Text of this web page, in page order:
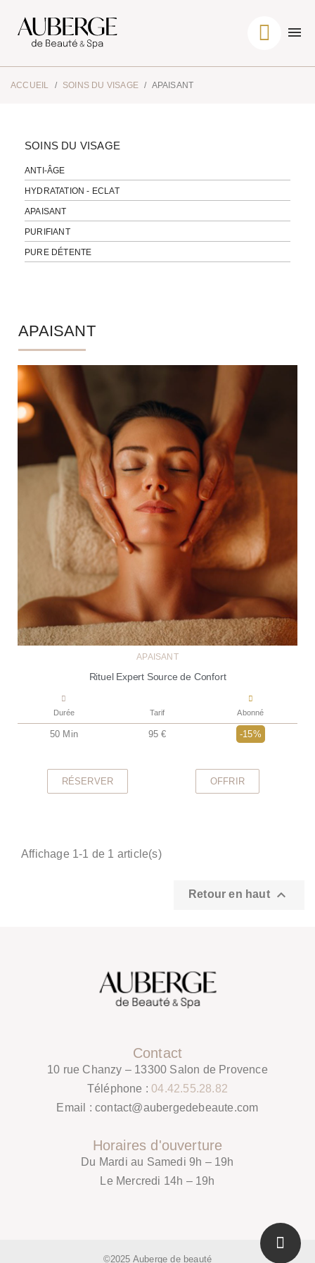
ACCUEIL SOINS DU VISAGE APAISANT
SOINS DU VISAGE
ANTI-ÂGE
HYDRATATION - ECLAT
APAISANT
PURIFIANT
PURE DÉTENTE
APAISANT
APAISANT
Rituel Expert Source de Confort
Durée Tarif Abonné
50 Min 95 € -15%
RÉSERVER OFFRIR
Affichage 1-1 de 1 article(s)
Retour en haut 
Contact
10 rue Chanzy – 13300 Salon de Provence
Téléphone :04.42.55.28.82
Email :contact@aubergedebeaute.com
Horaires d'ouverture
Du Mardi au Samedi 9h – 19h
Le Mercredi 14h – 19h
©2025 Auberge de beauté